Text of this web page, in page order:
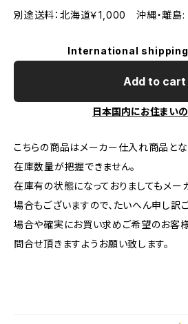
別途送料：北海道￥1,000 沖縄・離
International
Add to cart
日本国内にお住まい
こちらの商品はメーカー仕入れ商品とな
在庫数量が把握できません。
在庫有の状態になっておりましてもメー
場合もございますので、たいへん申し訳
場合や確実にお買い求めご希望のお客
問合せ頂きますようお願い致します。